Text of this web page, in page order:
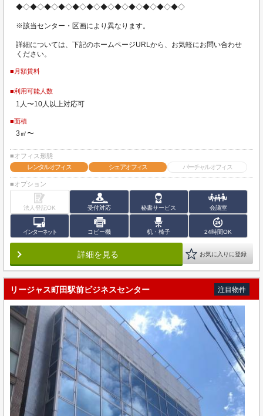
◆◇◆◇◆◇◆◇◆◇◆◇◆◇◆◇◆◇◆◇◆◇◆◇
※該当センター・区画により異なります。
詳細については、下記のホームページURLから、お気軽にお問い合わせ
ください。
■月額賃料
■利用可能人数
1人〜10人以上対応可
■面積
3㎡〜
■オフィス形態
レンタルオフィス
シェアオフィス バーチャルオフィス
■オプション
法人登記OK 受付対応 秘書サービス 会議室
インターネット コピー機 机・椅子 24時間OK
詳細を見る お気に入りに登録
リージャス町田駅前ビジネスセンター 注目物件